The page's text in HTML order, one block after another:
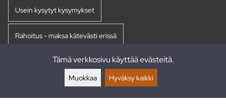
Usein kysytyt kysymykset
Rahoitus - maksa kätevästi erissä
Tämä verkkosivu käyttää evästeitä.
Muokkaa Hyväksy kaikki